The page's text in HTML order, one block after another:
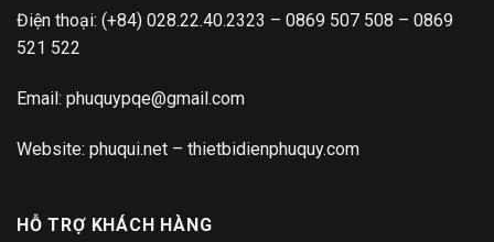
Điện thoại: (+84) 028.22.40.2323 – 0869 507 508 – 0869
521 522
Email: phuquypqe@gmail.com
Website: phuqui.net – thietbidienphuquy.com
HỖ TRỢ KHÁCH HÀNG